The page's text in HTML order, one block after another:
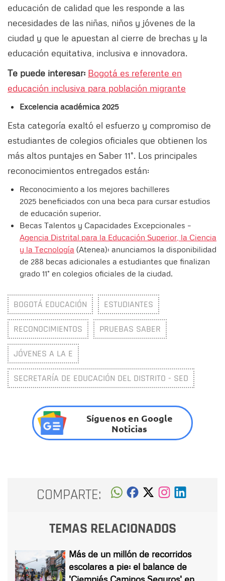
educación de calidad que les responde a las
necesidades de las niñas, niños y jóvenes de la
ciudad y que le apuestan al cierre de brechas y la
educación equitativa, inclusiva e innovadora.
Te puede interesar: Bogotá es referente en
educación inclusiva para población migrante
Excelencia académica 2025
Esta categoría exaltó el esfuerzo y compromiso de
estudiantes de colegios oficiales que obtienen los
más altos puntajes en Saber 11°. Los principales
reconocimientos entregados están:
Reconocimiento a los mejores bachilleres
2025 beneficiados con una beca para cursar estudios
de educación superior.
Becas Talentos y Capacidades Excepcionales –
Agencia Distrital para la Educación Superior, la Ciencia
y la Tecnología (Atenea): anunciamos la disponibilidad
de 288 becas adicionales a estudiantes que finalizan
grado 11° en colegios oficiales de la ciudad.
BOGOTÁ EDUCACIÓN ESTUDIANTES
RECONOCIMIENTOS PRUEBAS SABER
JÓVENES A LA E
SECRETARÍA DE EDUCACIÓN DEL DISTRITO - SED
Síguenos en Google
Noticias
COMPARTE:
TEMAS RELACIONADOS
Más de un millón de recorridos
escolares a pie: el balance de